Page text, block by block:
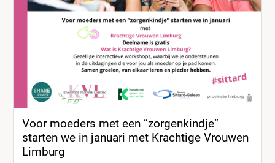
Voor moeders met een ”zorgenkindje”
starten we in januari met Krachtige Vrouwen
Limburg